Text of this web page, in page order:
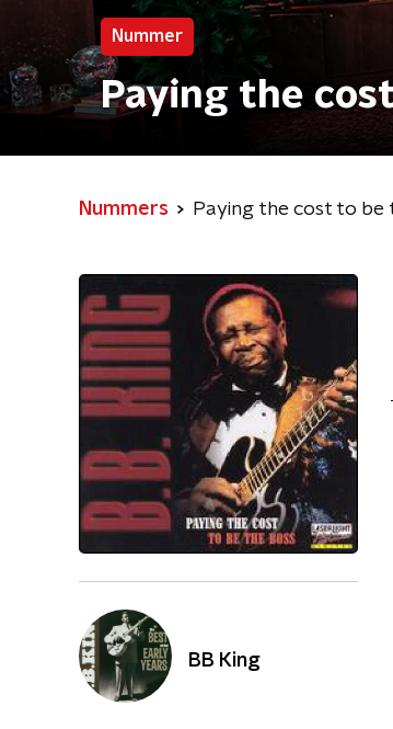
Nummer
Paying the
Nummers Paying the cost to be
BB King